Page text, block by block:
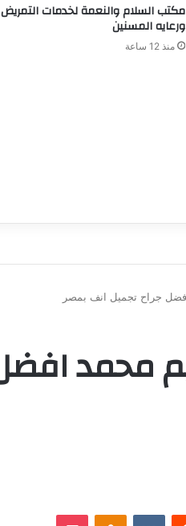
مكتب السلام والنعمة لخدمات التمريض
ورعايه المسنين
منذ 12 ساعة